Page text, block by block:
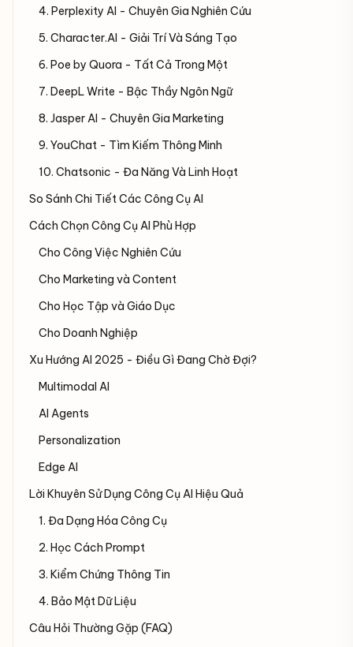
4. Perplexity AI - Chuyên Gia Nghiên Cứu
5. Character.AI - Giải Trí Và Sáng Tạo
6. Poe by Quora - Tất Cả Trong Một
7. DeepL Write - Bậc Thầy Ngôn Ngữ
8. Jasper AI - Chuyên Gia Marketing
9. YouChat - Tìm Kiếm Thông Minh
10. Chatsonic - Đa Năng Và Linh Hoạt
So Sánh Chi Tiết Các Công Cụ AI
Cách Chọn Công Cụ AI Phù Hợp
Cho Công Việc Nghiên Cứu
Cho Marketing và Content
Cho Học Tập và Giáo Dục
Cho Doanh Nghiệp
Xu Hướng AI 2025 - Điều Gì Đang Chờ Đợi?
Multimodal AI
AI Agents
Personalization
Edge AI
Lời Khuyên Sử Dụng Công Cụ AI Hiệu Quả
1. Đa Dạng Hóa Công Cụ
2. Học Cách Prompt
3. Kiểm Chứng Thông Tin
4. Bảo Mật Dữ Liệu
Câu Hỏi Thường Gặp (FAQ)